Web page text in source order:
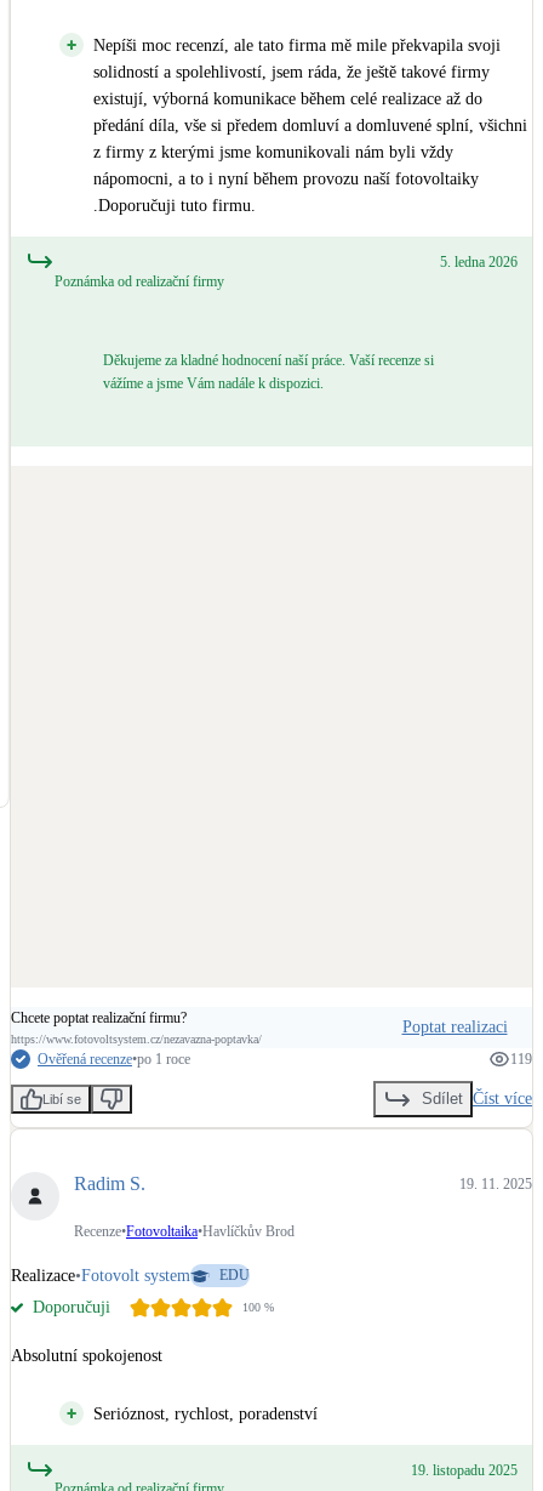
Nepíši moc recenzí, ale tato firma mě mile překvapila svoji
solidností a spolehlivostí, jsem ráda, že ještě takové firmy
existují, výborná komunikace během celé realizace až do
předání díla, vše si předem domluví a domluvené splní, všichni
z firmy z kterými jsme komunikovali nám byli vždy
nápomocni, a to i nyní během provozu naší fotovoltaiky
.Doporučuji tuto firmu.
Poznámka od realizační firmy
5. ledna 2026
Děkujeme za kladné hodnocení naší práce. Vaší recenze si
vážíme a jsme Vám nadále k dispozici.
Chcete poptat realizační firmu?
https://www.fotovoltsystem.cz/nezavazna-poptavka/
Poptat realizaci
Ověřená recenze•po 1 roce 119
Libí se Sdílet Číst více
Radim S. 19. 11. 2025
Recenze•Fotovoltaika•Havlíčkův Brod
Realizace•Fotovolt system EDU
Doporučuji 100 %
Absolutní spokojenost
Serióznost, rychlost, poradenství
19. listopadu 2025